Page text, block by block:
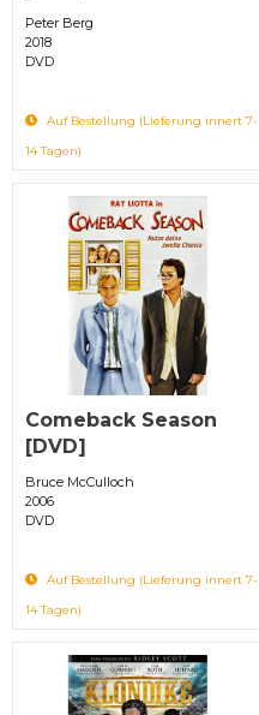
Peter Berg
2018
DVD
Auf Bestellung (Lieferung innert 7-
14 Tagen)
Comeback Season
[DVD]
Bruce McCulloch
2006
DVD
Auf Bestellung (Lieferung innert 7-
14 Tagen)